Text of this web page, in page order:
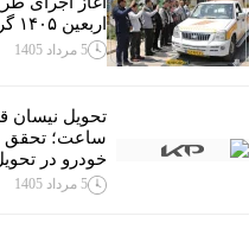
اربعین ۱۴۰۵ گروه خودروسازی سایپا
5 مرداد 1405
ساعت؛ تحقق
خودرو در
5 مرداد 1405